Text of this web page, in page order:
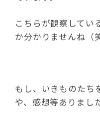
こちらが観察してい
か分かりませんね（笑
もし、いきものたち
や、感想等ありまし